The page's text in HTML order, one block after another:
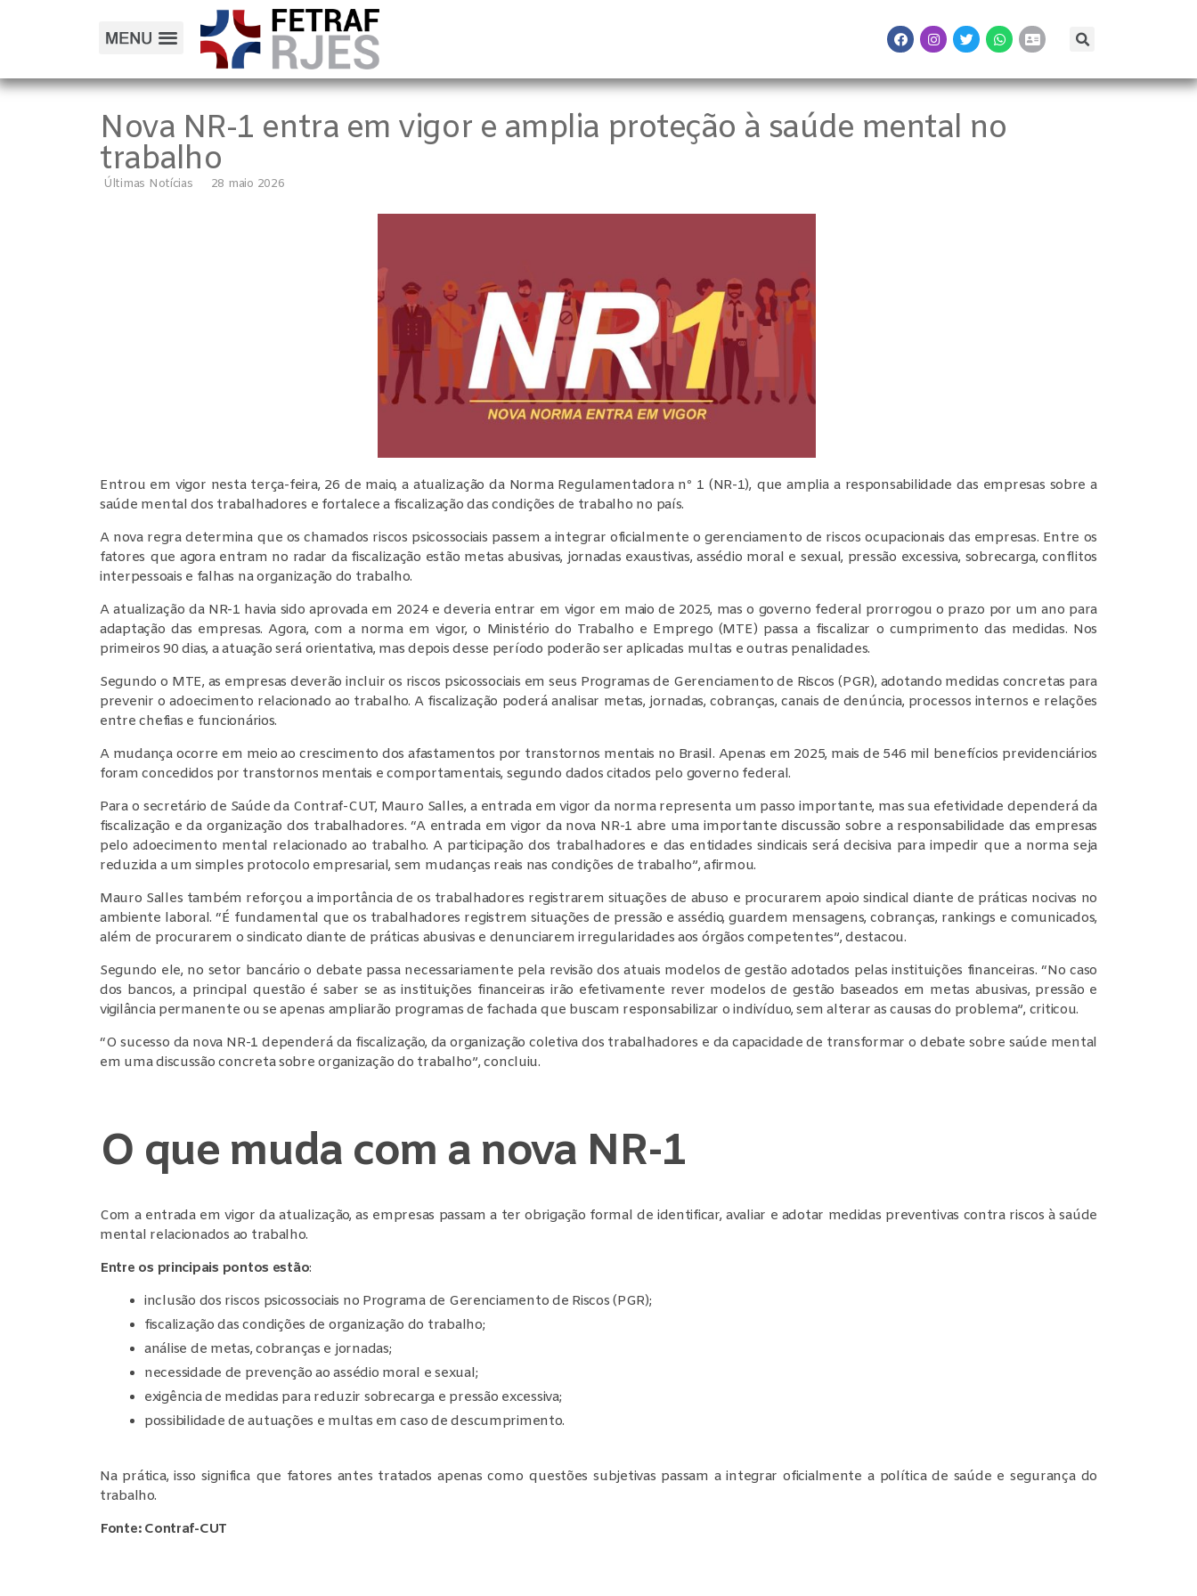
Nova NR-1 entra em vigor e amplia proteção à saúde mental no
trabalho
Últimas Notícias 28 maio 2026
Entrou em vigor nesta terça-feira, 26 de maio, a atualização da Norma Regulamentadora nº 1 (NR-1), que amplia a responsabilidade das empresas sobre a
saúde mental dos trabalhadores e fortalece a fiscalização das condições de trabalho no país.
A nova regra determina que os chamados riscos psicossociais passem a integrar oficialmente o gerenciamento de riscos ocupacionais das empresas. Entre os
fatores que agora entram no radar da fiscalização estão metas abusivas, jornadas exaustivas, assédio moral e sexual, pressão excessiva, sobrecarga, conflitos
interpessoais e falhas na organização do trabalho.
A atualização da NR-1 havia sido aprovada em 2024 e deveria entrar em vigor em maio de 2025, mas o governo federal prorrogou o prazo por um ano para
adaptação das empresas. Agora, com a norma em vigor, o Ministério do Trabalho e Emprego (MTE) passa a fiscalizar o cumprimento das medidas. Nos
primeiros 90 dias, a atuação será orientativa, mas depois desse período poderão ser aplicadas multas e outras penalidades.
Segundo o MTE, as empresas deverão incluir os riscos psicossociais em seus Programas de Gerenciamento de Riscos (PGR), adotando medidas concretas para
prevenir o adoecimento relacionado ao trabalho. A fiscalização poderá analisar metas, jornadas, cobranças, canais de denúncia, processos internos e relações
entre chefias e funcionários.
A mudança ocorre em meio ao crescimento dos afastamentos por transtornos mentais no Brasil. Apenas em 2025, mais de 546 mil benefícios previdenciários
foram concedidos por transtornos mentais e comportamentais, segundo dados citados pelo governo federal.
Para o secretário de Saúde da Contraf-CUT, Mauro Salles, a entrada em vigor da norma representa um passo importante, mas sua efetividade dependerá da
fiscalização e da organização dos trabalhadores. “A entrada em vigor da nova NR-1 abre uma importante discussão sobre a responsabilidade das empresas
pelo adoecimento mental relacionado ao trabalho. A participação dos trabalhadores e das entidades sindicais será decisiva para impedir que a norma seja
reduzida a um simples protocolo empresarial, sem mudanças reais nas condições de trabalho”, afirmou.
Mauro Salles também reforçou a importância de os trabalhadores registrarem situações de abuso e procurarem apoio sindical diante de práticas nocivas no
ambiente laboral. “É fundamental que os trabalhadores registrem situações de pressão e assédio, guardem mensagens, cobranças, rankings e comunicados,
além de procurarem o sindicato diante de práticas abusivas e denunciarem irregularidades aos órgãos competentes”, destacou.
Segundo ele, no setor bancário o debate passa necessariamente pela revisão dos atuais modelos de gestão adotados pelas instituições financeiras. “No caso
dos bancos, a principal questão é saber se as instituições financeiras irão efetivamente rever modelos de gestão baseados em metas abusivas, pressão e
vigilância permanente ou se apenas ampliarão programas de fachada que buscam responsabilizar o indivíduo, sem alterar as causas do problema”, criticou.
“O sucesso da nova NR-1 dependerá da fiscalização, da organização coletiva dos trabalhadores e da capacidade de transformar o debate sobre saúde mental
em uma discussão concreta sobre organização do trabalho”, concluiu.
O que muda com a nova NR-1
Com a entrada em vigor da atualização, as empresas passam a ter obrigação formal de identificar, avaliar e adotar medidas preventivas contra riscos à saúde
mental relacionados ao trabalho.
Entre os principais pontos estão:
inclusão dos riscos psicossociais no Programa de Gerenciamento de Riscos (PGR);
fiscalização das condições de organização do trabalho;
análise de metas, cobranças e jornadas;
necessidade de prevenção ao assédio moral e sexual;
exigência de medidas para reduzir sobrecarga e pressão excessiva;
possibilidade de autuações e multas em caso de descumprimento.
Na prática, isso significa que fatores antes tratados apenas como questões subjetivas passam a integrar oficialmente a política de saúde e segurança do
trabalho.
Fonte: Contraf-CUT